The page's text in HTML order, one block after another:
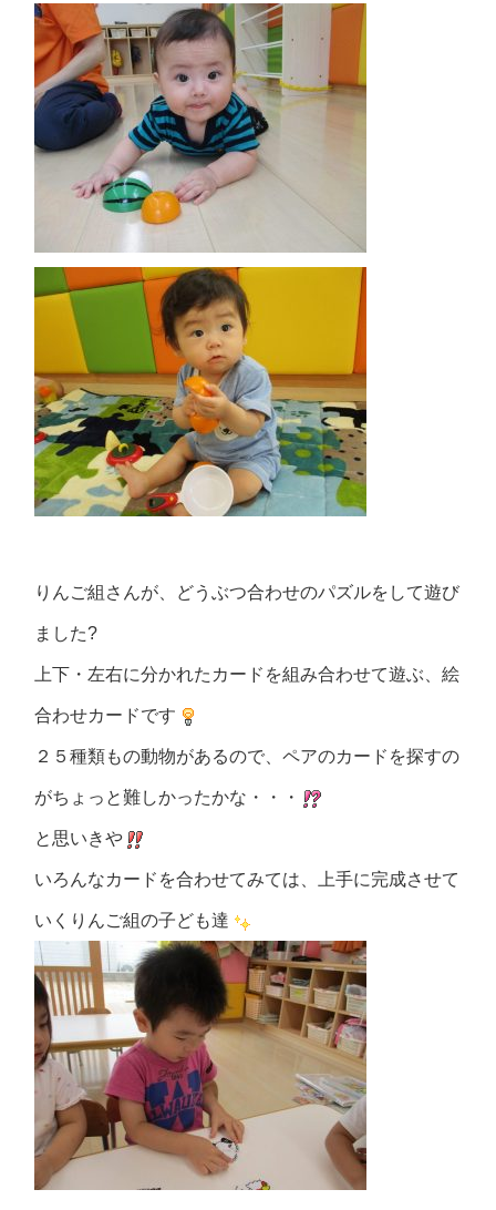
りんご組さんが、どうぶつ合わせのパズルをして遊び
ました?
上下・左右に分かれたカードを組み合わせて遊ぶ、絵
合わせカードです
２５種類もの動物があるので、ペアのカードを探すの
がちょっと難しかったかな・・・
と思いきや
いろんなカードを合わせてみては、上手に完成させて
いくりんご組の子ども達